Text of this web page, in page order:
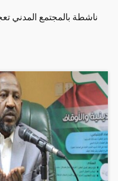
ناشطة بالمجتمع المدني